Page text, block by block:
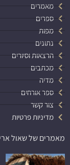
מאמרים
ספרים
מפות
נתונים
הרצאות וסיורים
מכתבים
מדיה
ספר אורחים
צור קשר
מדיניות פרטיות
מאמרים של שאול